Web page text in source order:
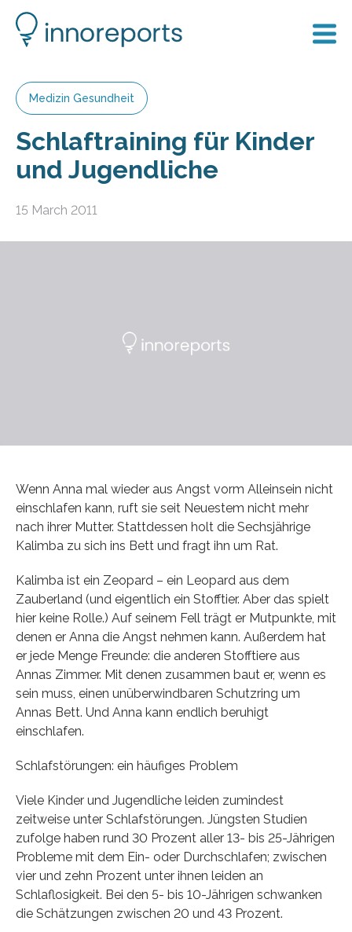
Medizin Gesundheit
Schlaftraining für Kinder
und Jugendliche
15 March 2011
Wenn Anna mal wieder aus Angst vorm Alleinsein nicht
einschlafen kann, ruft sie seit Neuestem nicht mehr
nach ihrer Mutter. Stattdessen holt die Sechsjährige
Kalimba zu sich ins Bett und fragt ihn um Rat.
Kalimba ist ein Zeopard – ein Leopard aus dem
Zauberland (und eigentlich ein Stofftier. Aber das spielt
hier keine Rolle.) Auf seinem Fell trägt er Mutpunkte, mit
denen er Anna die Angst nehmen kann. Außerdem hat
er jede Menge Freunde: die anderen Stofftiere aus
Annas Zimmer. Mit denen zusammen baut er, wenn es
sein muss, einen unüberwindbaren Schutzring um
Annas Bett. Und Anna kann endlich beruhigt
einschlafen.
Schlafstörungen: ein häufiges Problem
Viele Kinder und Jugendliche leiden zumindest
zeitweise unter Schlafstörungen. Jüngsten Studien
zufolge haben rund 30 Prozent aller 13- bis 25-Jährigen
Probleme mit dem Ein- oder Durchschlafen; zwischen
vier und zehn Prozent unter ihnen leiden an
Schlaflosigkeit. Bei den 5- bis 10-Jährigen schwanken
die Schätzungen zwischen 20 und 43 Prozent.